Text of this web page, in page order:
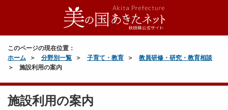
このページの現在位置：
ホーム
分野別一覧 子育て・教育
教員研修・研究・教育相談
施設利用の案内
施設利用の案内